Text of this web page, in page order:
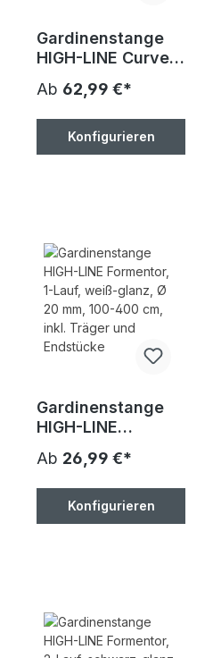
Gardinenstange
HIGH-LINE Curve,
antik, Ø 20 mm,
100-400 cm, inkl.
Träger und
Endstücke
Ab 62,99 €*
Konfigurieren
Gardinenstange
HIGH-LINE
weiß-glanz, Ø 20
mm, 100-400 cm,
inkl. Träger und
Endstücke
Ab 26,99 €*
Konfigurieren